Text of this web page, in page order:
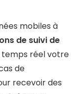
mobiles à
de suivi de
temps réel votre
de
recevoir des